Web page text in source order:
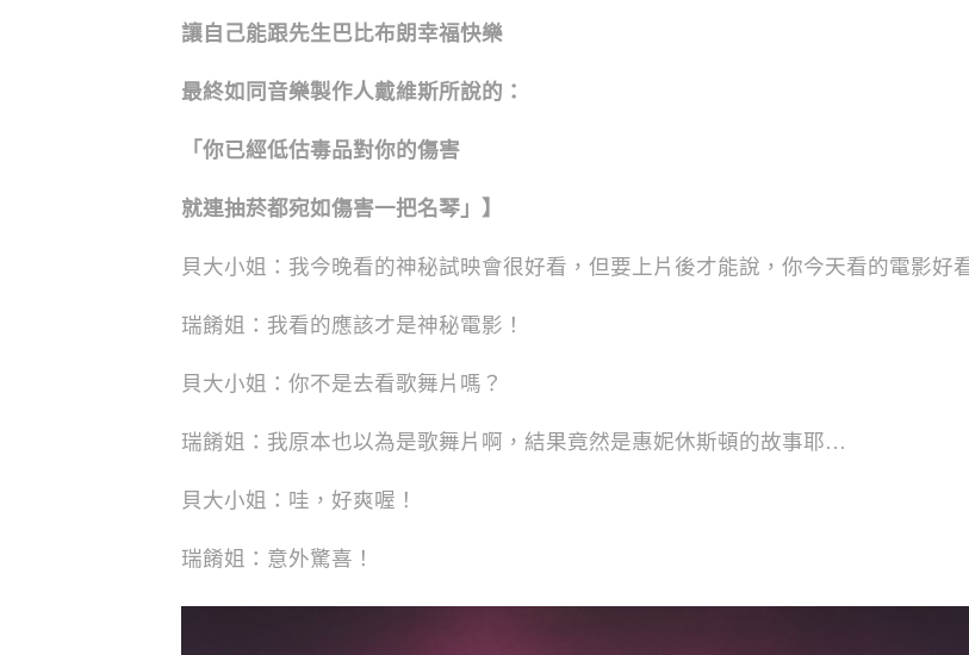
讓自己能跟先生巴比布朗幸福快樂
最終如同音樂製作人戴維斯所說的：
「你已經低估毒品對你的傷害
就連抽菸都宛如傷害一把名琴」】
貝大小姐：我今晚看的神秘試映會很好看，但要上片後才能說，你今天看的電影好
瑞餚姐：我看的應該才是神秘電影！
貝大小姐：你不是去看歌舞片嗎？
瑞餚姐：我原本也以為是歌舞片啊，結果竟然是惠妮休斯頓的故事耶…
貝大小姐：哇，好爽喔！
瑞餚姐：意外驚喜！